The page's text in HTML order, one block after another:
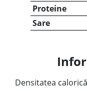
Proteine
Sare
Densitatea